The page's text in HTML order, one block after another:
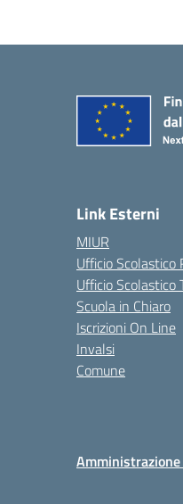
Link Esterni
MIUR
Ufficio Scolastico
Ufficio Scolastico
Scuola in Chiaro
Iscrizioni On Line
Invalsi
Comune